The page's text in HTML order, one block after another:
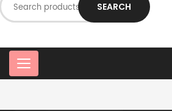
SEARCH
C
a